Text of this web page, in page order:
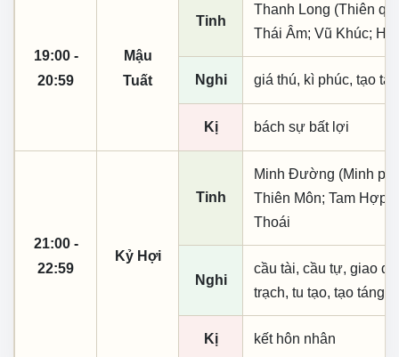
19:00 -
20:59
Mậu
Tuất
Tinh
Thanh Long (Thiên
Thái Âm; Vũ Khúc;
Nghi giá thú, kì phúc, tạo
Kị bách sự bất lợi
21:00 -
22:59
Kỷ Hợi
Tinh
Minh Đường (Minh
Thiên Môn; Tam Hợp;
Thoái
Nghi
cầu tài, cầu tự, giao
trạch, tu tạo, tạo táng,
Kị kết hôn nhân